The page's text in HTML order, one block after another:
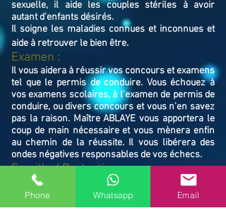
sexuelle, il aide les couples stériles à avoir
autant d'enfants désirés.
Il soigne les maladies connues et inconnues et
aide à retrouver le bien être.
Examen :
Il vous aidera à réussir vos concours et examens
tel que le permis de conduire. Vous échouez à
vos examens scolaires, à l’examen de permis de
conduire, ou divers concours et vous n’en savez
pas la raison. Maître ABLAYE vous apportera le
coup de main nécessaire et vous mènera enfin
au chemin de la réussite. Il vous libérera des
ondes négatives responsables de vos échecs.
Famille / Protection :
Il vous protégera vous et votre famille, et
resserrera vos liens en cas de rupture familiale.
Ne restez pas avec vos souffrances, consultez le
Phone Whatsapp Email